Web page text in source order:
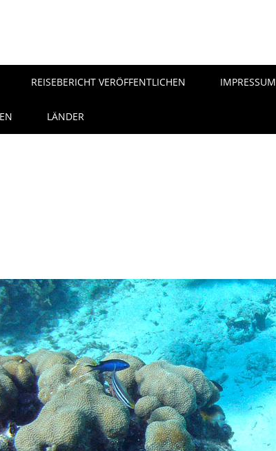
REISEBERICHT VERÖFFENTLICHEN IMPRESSUM
LÄNDER